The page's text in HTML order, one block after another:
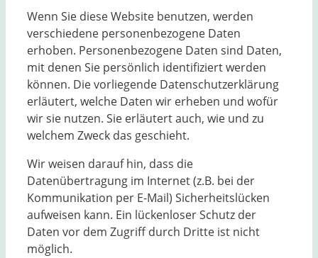
Wenn Sie diese Website benutzen, werden
verschiedene personenbezogene Daten
erhoben. Personenbezogene Daten sind Daten,
mit denen Sie persönlich identifiziert werden
können. Die vorliegende Datenschutzerklärung
erläutert, welche Daten wir erheben und wofür
wir sie nutzen. Sie erläutert auch, wie und zu
welchem Zweck das geschieht.
Wir weisen darauf hin, dass die
Datenübertragung im Internet (z.B. bei der
Kommunikation per E-Mail) Sicherheitslücken
aufweisen kann. Ein lückenloser Schutz der
Daten vor dem Zugriff durch Dritte ist nicht
möglich.